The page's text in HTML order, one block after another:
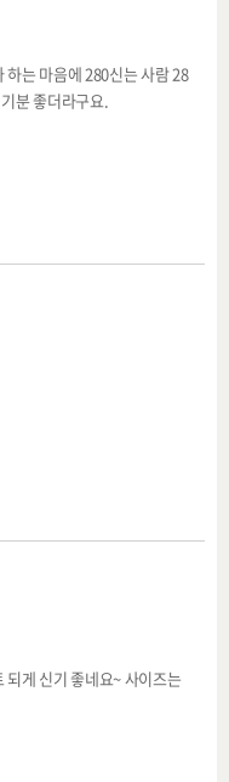
하는 마음에 280신는 사람 28
분 좋더라구요.
게 신기 좋네요~ 사이즈는